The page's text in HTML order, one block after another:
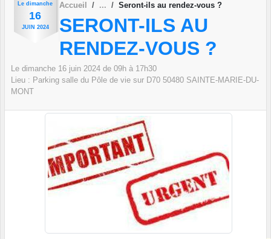
Le dimanche
16
JUIN 2024
Accueil Seront-ils au rendez-vous ?
SERONT-ILS AU
RENDEZ-VOUS ?
Le dimanche 16 juin 2024 de 09h à 17h30
Lieu : Parking salle du Pôle de vie sur D70 50480 SAINTE-MARIE-DU-
MONT